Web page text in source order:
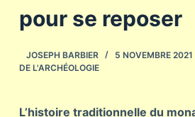
pour se reposer
JOSEPH BARBIER 5 NOVEMBRE 2021
DE L'ARCHÉOLOGIE
L’histoire traditionnelle du